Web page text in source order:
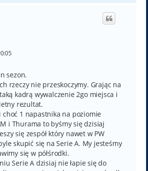
g
sezon.
rzeczy nie przeskoczymy. Grając na
kadrą wywalczenie 2go miejsca i
rezultat.
choć 1 napastnika na poziomie
i Thurama to byśmy się dzisiaj
się zespół który nawet w PW
skupić się na Serie A. My jesteśmy
się w półśrodki.
Serie A dzisiaj nie łapie się do